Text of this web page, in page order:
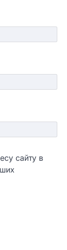
сайту в